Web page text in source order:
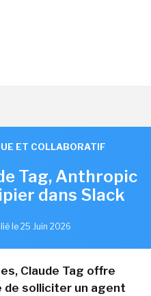
ET COLLABORATIF
Tag, Anthropic
dans Slack
le 25 Juin 2026
Claude Tag offre
de solliciter un agent